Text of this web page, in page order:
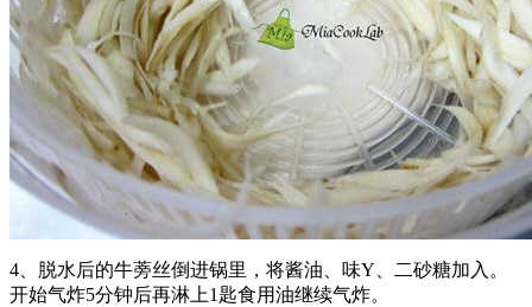
4、脱水后的牛蒡丝倒进锅里，将酱油、味Y、二砂糖加入。
开始气炸5分钟后再淋上1匙食用油继续气炸。